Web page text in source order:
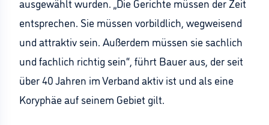
ausgewählt wurden. „Die Gerichte müssen der Zeit
entsprechen. Sie müssen vorbildlich, wegweisend
und attraktiv sein. Außerdem müssen sie sachlich
und fachlich richtig sein“, führt Bauer aus, der seit
über 40 Jahren im Verband aktiv ist und als eine
Koryphäe auf seinem Gebiet gilt.